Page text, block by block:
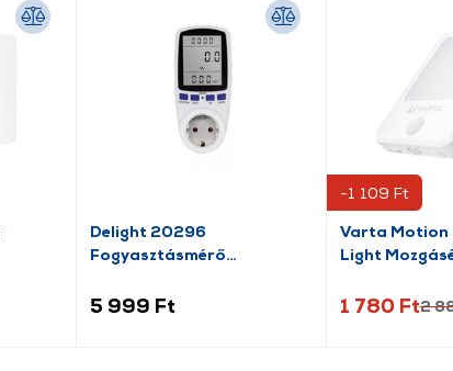
Delight 20296
Fogyasztásmérő
5 999 Ft
-1 109 Ft
Varta Motion
Light
1 780 Ft2